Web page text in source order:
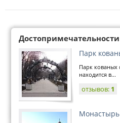
Парк
Парк кованых
находится в...
отзывов: 1